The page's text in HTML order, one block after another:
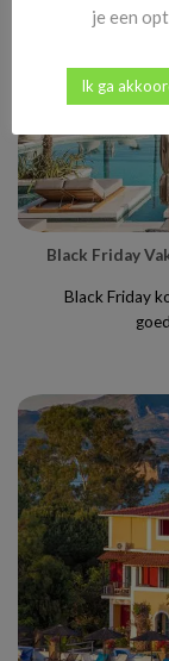
Black Friday
Black Friday
je een
Ik ga